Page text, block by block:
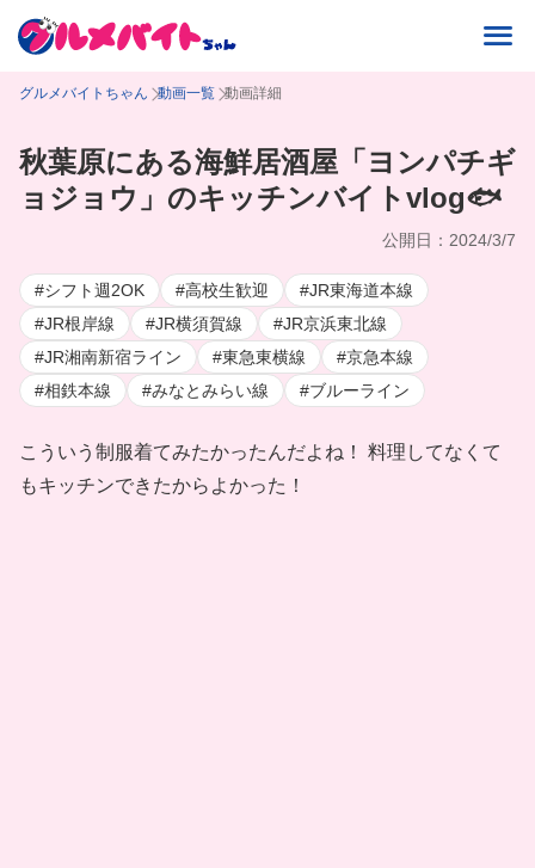
グルメバイトちゃん 動画一覧 動画詳細
秋葉原にある海鮮居酒屋「ヨンパチギ
ョジョウ」のキッチンバイトvlog🐟
公開日：2024/3/7
#シフト週2OK #高校生歓迎
#JR東海道本線
#JR根岸線
#JR横須賀線
#JR京浜東北線
#JR湘南新宿ライン
#東急東横線
#京急本線
#相鉄本線
#みなとみらい線 #ブルーライン
こういう制服着てみたかったんだよね！ 料理してなくて
もキッチンできたからよかった！